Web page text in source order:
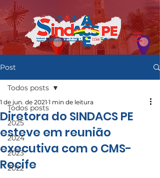
Post
Todos posts
2025
2024
2023
2022
Todos posts
Diretora do SINDACS PE
esteve em reunião
executiva com o CMS-
Recife
1 de jun. de 2021 1 min de leitura